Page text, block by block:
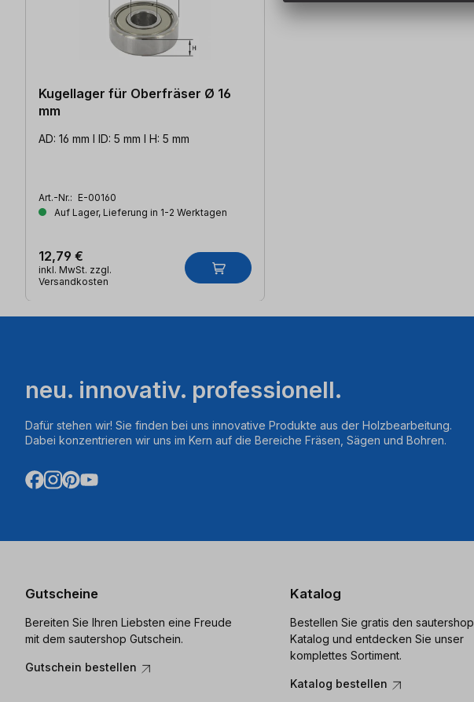
Kugellager für Oberfräser Ø 16
mm
AD: 16 mm l ID: 5 mm l H: 5 mm
Art.-Nr.: E-00160
Auf Lager, Lieferung in 1-2 Werktagen
12,79 €
inkl. MwSt. zzgl.
Versandkosten
neu. innovativ. professionell.
Dafür stehen wir! Sie finden bei uns innovative Produkte aus der Holzbearbeitung.
Dabei konzentrieren wir uns im Kern auf die Bereiche Fräsen, Sägen und Bohren.
Gutscheine
Bereiten Sie Ihren Liebsten eine Freude
mit dem sautershop Gutschein.
Gutschein bestellen
Katalog
Bestellen Sie gratis den sautershop
Katalog und entdecken Sie unser
komplettes Sortiment.
Katalog bestellen